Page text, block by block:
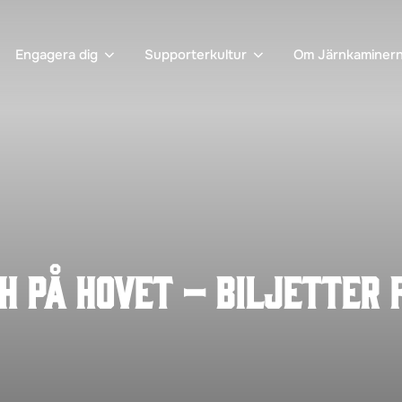
Engagera dig Supporterkultur Om
på Hovet – biljetter